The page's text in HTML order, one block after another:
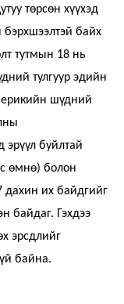
төрсөн хүүхэд
бэрхшээлтэй байх
тутмын 18 нь
тулгуур эдийн
шүдний
эрүүл буйлтай
өмнө) болон
дахин их байдгийг
байдаг. Гэхдээ
эрсдлийг
байна.